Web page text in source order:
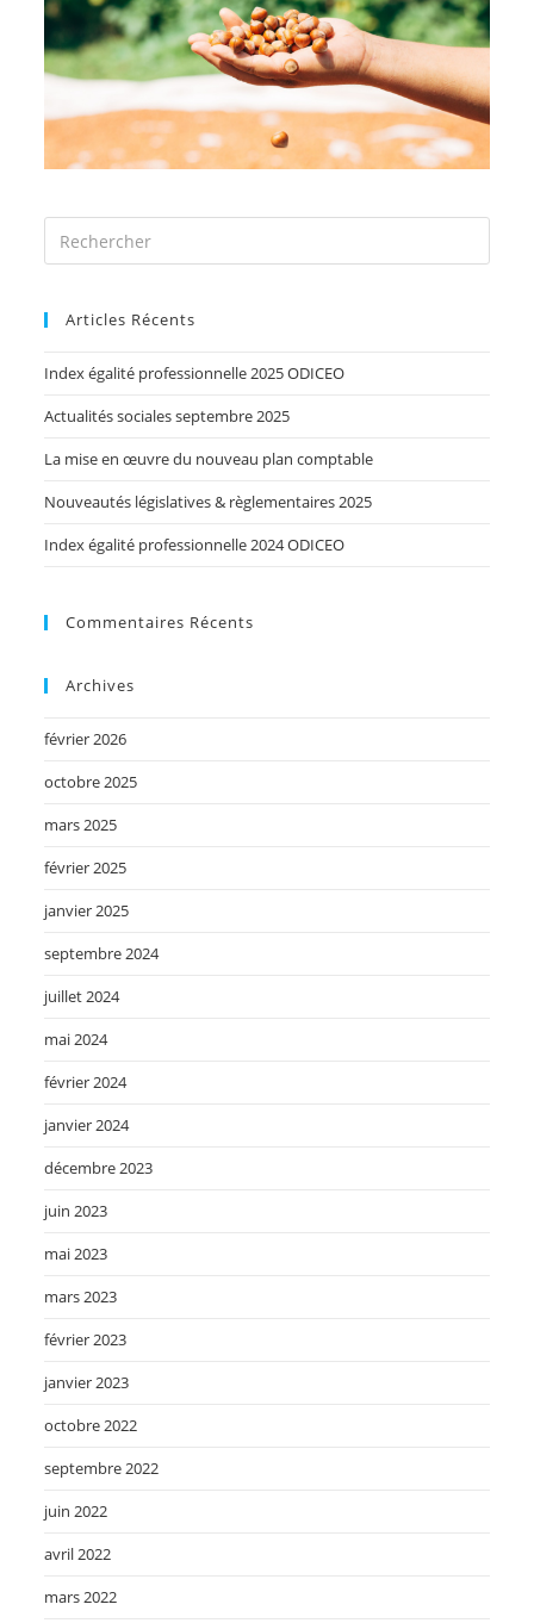
Articles Récents
Index égalité professionnelle 2025 ODICEO
Actualités sociales septembre 2025
La mise en œuvre du nouveau plan comptable
Nouveautés législatives & règlementaires 2025
Index égalité professionnelle 2024 ODICEO
Commentaires Récents
Archives
février 2026
octobre 2025
mars 2025
février 2025
janvier 2025
septembre 2024
juillet 2024
mai 2024
février 2024
janvier 2024
décembre 2023
juin 2023
mai 2023
mars 2023
février 2023
janvier 2023
octobre 2022
septembre 2022
juin 2022
avril 2022
mars 2022